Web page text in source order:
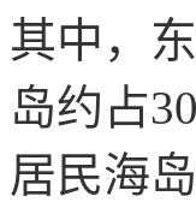
其中，
岛约占
居民海